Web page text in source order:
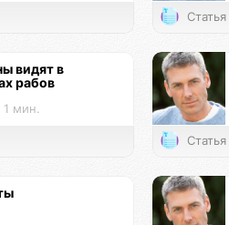
Статья
видят в
рабов
1 мин.
Статья